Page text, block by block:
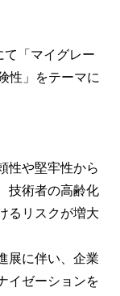
て「マイグレー
性」をテーマに
性や堅牢性から
技術者の高齢化
るリスクが増大
展に伴い、企業
イゼーションを